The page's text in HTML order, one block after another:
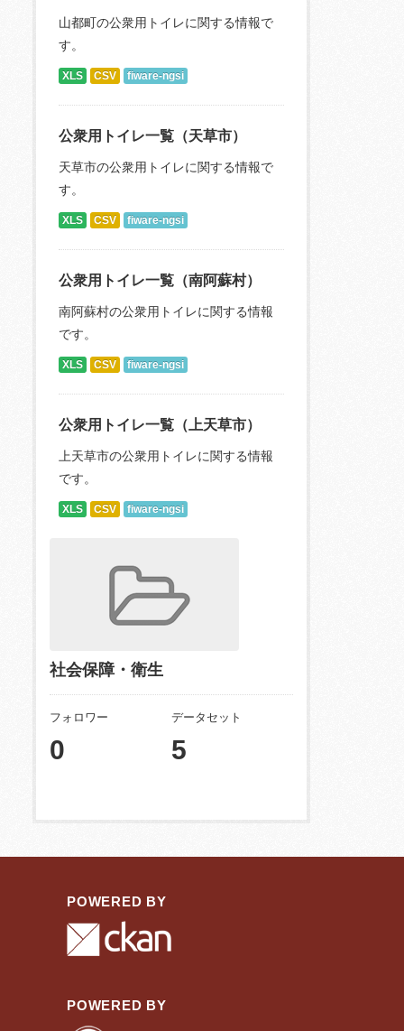
山都町の公衆用トイレに関する情報で
す。
XLS CSV fiware-ngsi
公衆用トイレ一覧（天草市）
天草市の公衆用トイレに関する情報で
す。
XLS CSV fiware-ngsi
公衆用トイレ一覧（南阿蘇村）
南阿蘇村の公衆用トイレに関する情報
です。
XLS CSV fiware-ngsi
公衆用トイレ一覧（上天草市）
上天草市の公衆用トイレに関する情報
です。
XLS CSV fiware-ngsi
社会保障・衛生
フォロワー
0
データセット
5
POWERED BY
POWERED BY